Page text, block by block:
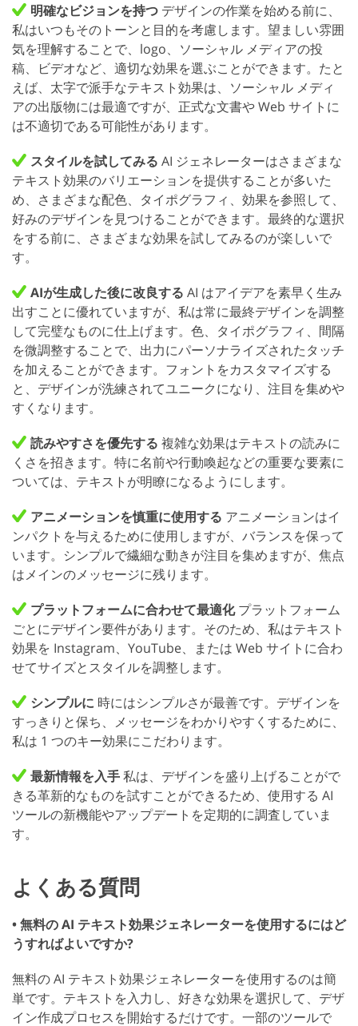
明確なビジョンを持つ デザインの作業を始める前に、
私はいつもそのトーンと目的を考慮します。望ましい雰囲
気を理解することで、logo、ソーシャル メディアの投
稿、ビデオなど、適切な効果を選ぶことができます。たと
えば、太字で派手なテキスト効果は、ソーシャル メディ
アの出版物には最適ですが、正式な文書や Web サイトに
は不適切である可能性があります。
スタイルを試してみる AI ジェネレーターはさまざまな
テキスト効果のバリエーションを提供することが多いた
め、さまざまな配色、タイポグラフィ、効果を参照して、
好みのデザインを見つけることができます。最終的な選択
をする前に、さまざまな効果を試してみるのが楽しいで
す。
AIが生成した後に改良する AI はアイデアを素早く生み
出すことに優れていますが、私は常に最終デザインを調整
して完璧なものに仕上げます。色、タイポグラフィ、間隔
を微調整することで、出力にパーソナライズされたタッチ
を加えることができます。フォントをカスタマイズする
と、デザインが洗練されてユニークになり、注目を集めや
すくなります。
読みやすさを優先する 複雑な効果はテキストの読みに
くさを招きます。特に名前や行動喚起などの重要な要素に
ついては、テキストが明瞭になるようにします。
アニメーションを慎重に使用する アニメーションはイ
ンパクトを与えるために使用しますが、バランスを保って
います。シンプルで繊細な動きが注目を集めますが、焦点
はメインのメッセージに残ります。
プラットフォームに合わせて最適化プラットフォーム
ごとにデザイン要件があります。そのため、私はテキスト
効果を Instagram、YouTube、または Web サイトに合わ
せてサイズとスタイルを調整します。
シンプルに 時にはシンプルさが最善です。デザインを
すっきりと保ち、メッセージをわかりやすくするために、
私は 1 つのキー効果にこだわります。
最新情報を入手私は、デザインを盛り上げることがで
きる革新的なものを試すことができるため、使用する AI
ツールの新機能やアップデートを定期的に調査していま
す。
よくある質問
• 無料の AI テキスト効果ジェネレーターを使用するにはど
うすればよいですか?
無料の AI テキスト効果ジェネレーターを使用するのは簡
単です。テキストを入力し、好きな効果を選択して、デザ
イン作成プロセスを開始するだけです。一部のツールで